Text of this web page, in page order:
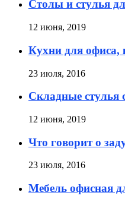
Столы и стулья
12 июня, 2019
Кухни для офиса,
23 июля, 2016
Складные стулья
12 июня, 2019
Что говорит о
23 июля, 2016
Мебель офисная